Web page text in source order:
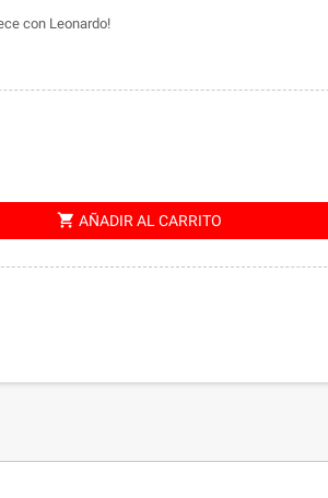
con Leonardo!
shopping_cart AÑADIR AL CARRITO